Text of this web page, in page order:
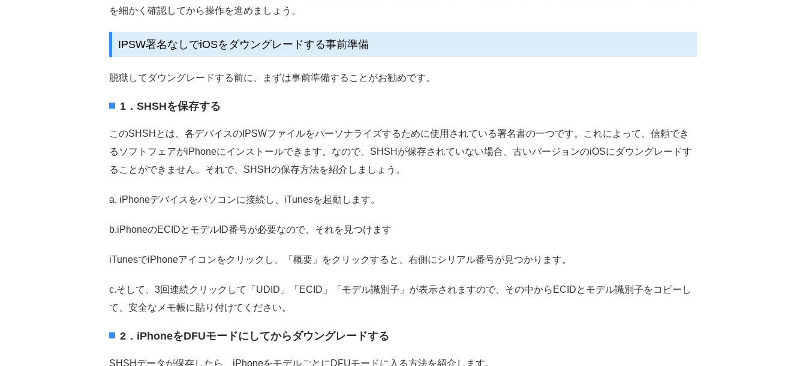
を細かく確認してから操作を進めましょう。
IPSW署名なしでiOSをダウングレードする事前準備
脱獄してダウングレードする前に、まずは事前準備することがお勧めです。
1．SHSHを保存する
このSHSHとは、各デバイスのIPSWファイルをパーソナライズするために使用されている署名書の一つです。これによって、信頼でき
るソフトフェアがiPhoneにインストールできます。なので、SHSHが保存されていない場合、古いバージョンのiOSにダウングレードす
ることができません。それで、SHSHの保存方法を紹介しましょう。
a. iPhoneデバイスをパソコンに接続し、iTunesを起動します。
b.iPhoneのECIDとモデルID番号が必要なので、それを見つけます
iTunesでiPhoneアイコンをクリックし、「概要」をクリックすると、右側にシリアル番号が見つかります。
c.そして、3回連続クリックして「UDID」「ECID」「モデル識別子」が表示されますので、その中からECIDとモデル識別子をコピーし
て、安全なメモ帳に貼り付けてください。
2．iPhoneをDFUモードにしてからダウングレードする
SHSHデータが保存したら、iPhoneをモデルごとにDFUモードに入る方法を紹介します。